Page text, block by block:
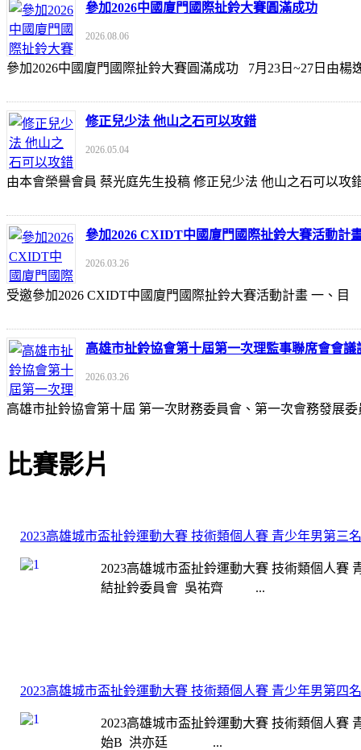
參加2026中國廈門國際扯鈴大賽圓滿成功
2026.08.06
參加2026中國廈門國際扯鈴大賽圓滿成功 7月23日~27日由
修正兒少法 他山之石可以攻錯
2026.05.04
由本會榮譽會員 蔡光庭先生投稿 修正兒少法 他山之石可以攻
參加2026 CXIDT中國廈門國際扯鈴大賽活動計
2026.03.26
受邀參加2026 CXIDT中國廈門國際扯鈴大賽活動計畫 一、
高雄市扯鈴協會第十屆第一次理監事聯席會會議
2026.03.26
高雄市扯鈴協會第十屆 第一次財務委員會、第一次會務發展
比賽影片
2023高雄城市盃扯鈴運動大賽 技術類個人賽 青少年男第三
2023高雄城市盃扯鈴運動大賽 技術類個人賽
結扯鈴委員會 吳祐齊 ...
2023高雄城市盃扯鈴運動大賽 技術類個人賽 青少年男第四
2023高雄城市盃扯鈴運動大賽 技術類個人賽
始B 洪亦廷 ...